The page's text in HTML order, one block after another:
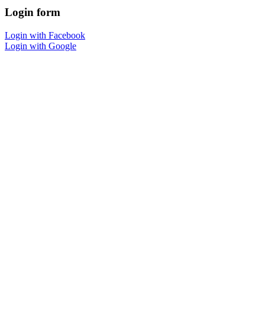
Login form
Login with Facebook
Login with Google